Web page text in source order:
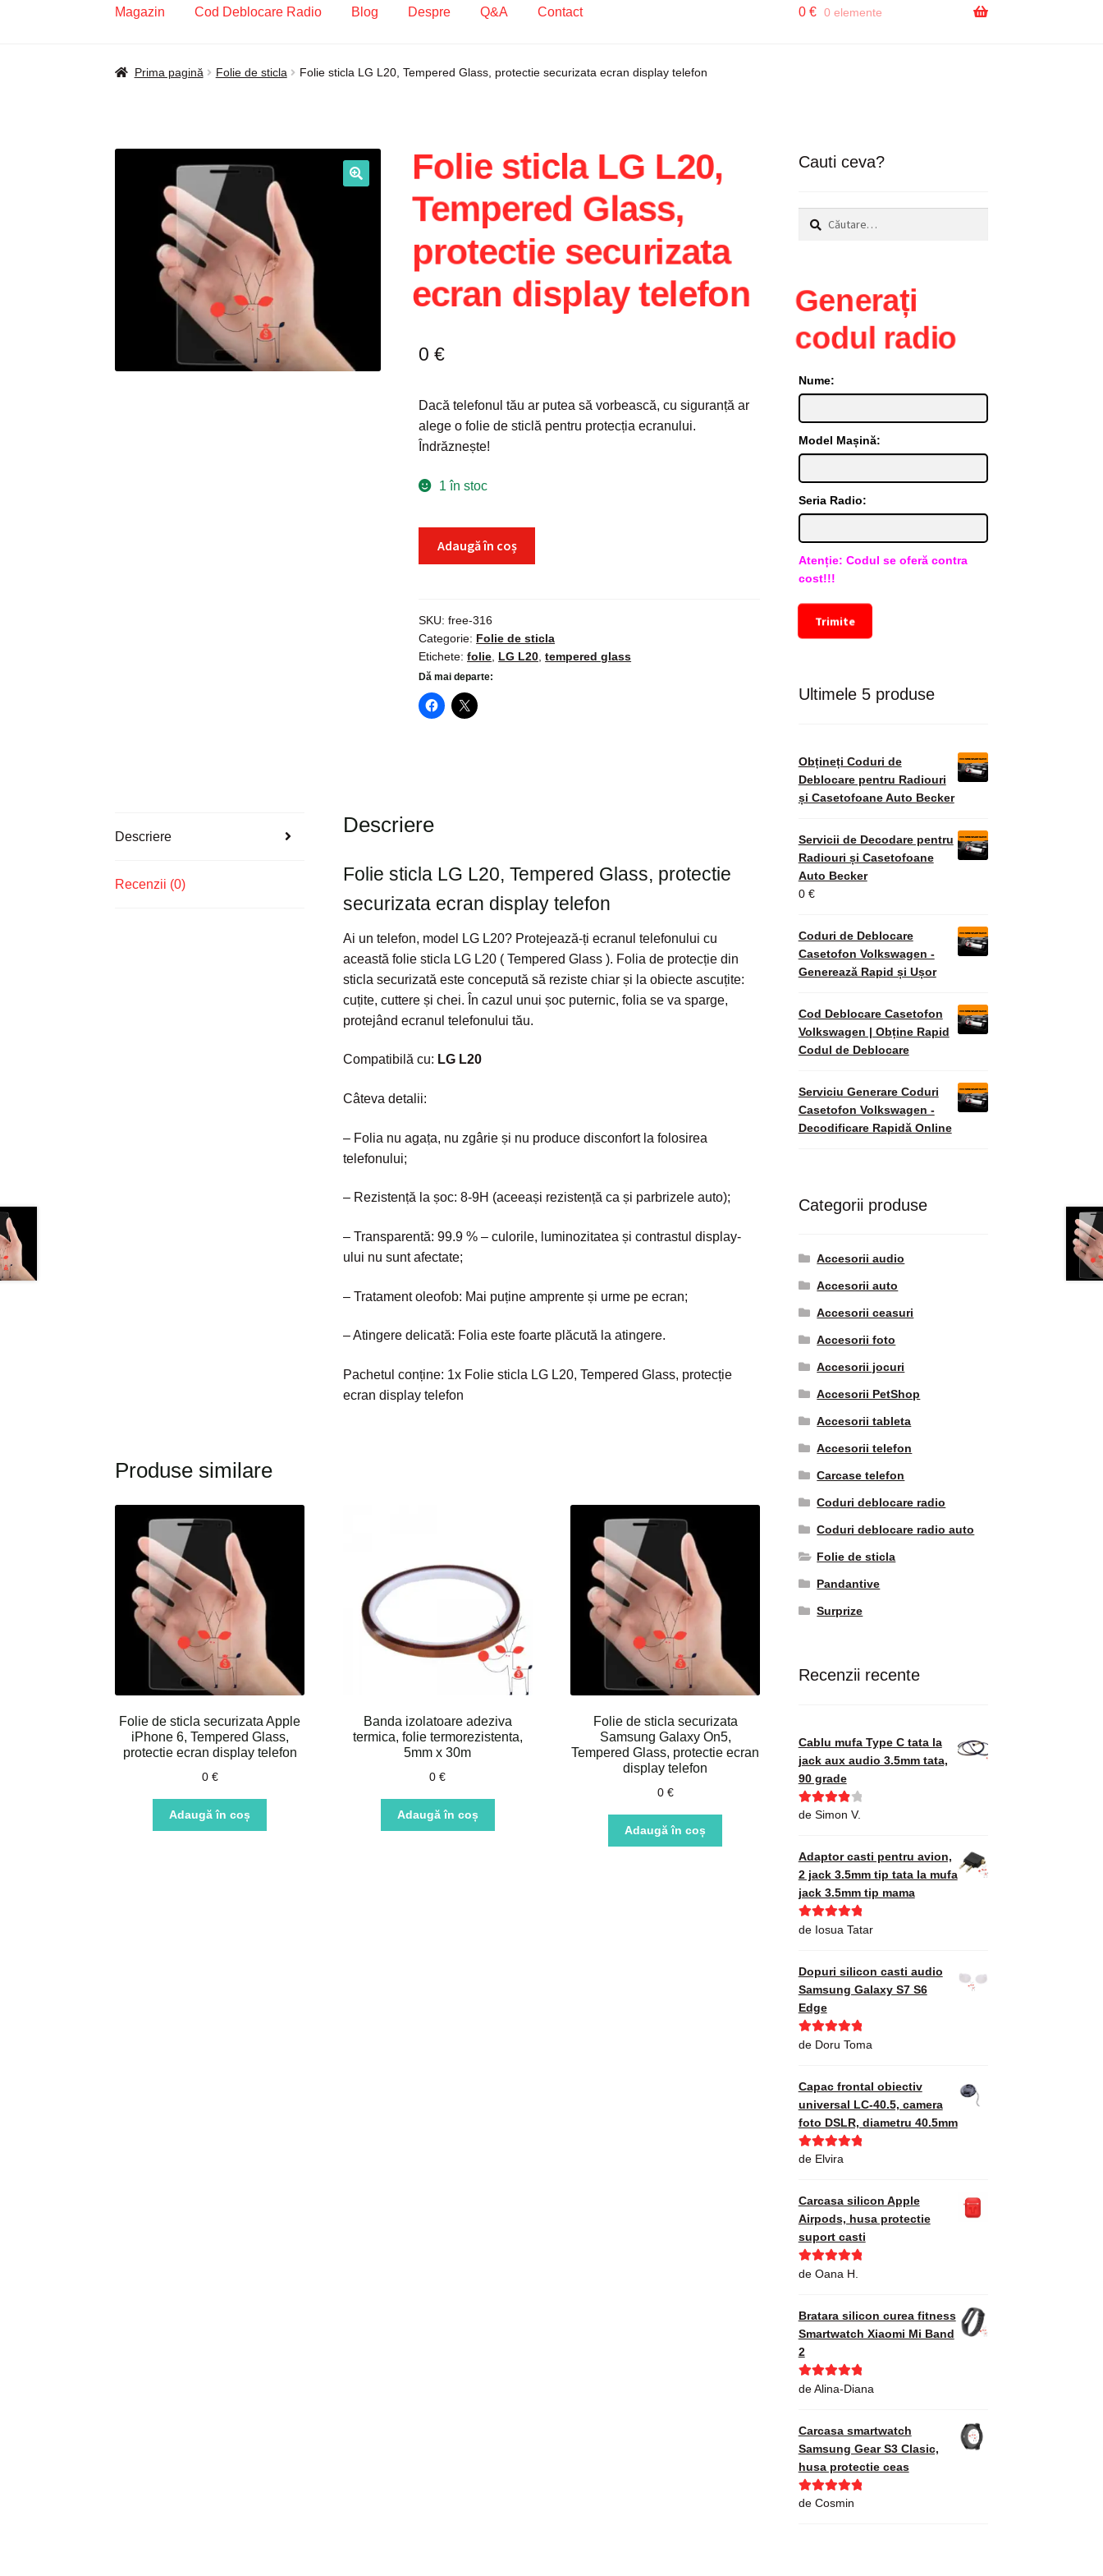
Magazin Cod Deblocare Radio Blog Despre Q&A Contact
Prima pagină Blog Cod Deblocare Radio, Decodare Casetofon Auto Contact Contul meu Coș Despre
0 € 0 elemente
Prima pagină Folie de sticla Folie sticla LG L20, Tempered Glass, protectie securizata ecran display telefon
Folie sticla LG L20,
Tempered Glass,
protectie securizata
ecran display telefon
0€
Dacă telefonul tău ar putea să vorbească, cu siguranță ar
alege o folie de sticlă pentru protecția ecranului.
Îndrăznește!
1 în stoc
L20,
Tempered
Glass,
protectie
securizata
ecran
Adaugă în coș
SKU:free-316
Categorie: Folie de sticla
Etichete:folie LG L20 ,tempered glass
Dă mai departe:
Descriere
Recenzii (0)
Descriere
Folie sticla LG L20, Tempered Glass, protectie
securizata ecran display telefon
Ai un telefon, model LG L20? Protejează-ți ecranul telefonului cu
această folie sticla LG L20 ( Tempered Glass ). Folia de protecție din
sticla securizată este concepută să reziste chiar și la obiecte ascuțite:
cuțite, cuttere și chei. În cazul unui șoc puternic, folia se va sparge,
protejând ecranul telefonului tău.
Compatibilă cu: LG L20
Câteva detalii:
– Folia nu agața, nu zgârie și nu produce disconfort la folosirea
telefonului;
– Rezistență la șoc: 8-9H (aceeași rezistență ca și parbrizele auto);
– Transparentă: 99.9 % – culorile, luminozitatea și contrastul display-
ului nu sunt afectate;
– Tratament oleofob: Mai puține amprente și urme pe ecran;
– Atingere delicată: Folia este foarte plăcută la atingere.
Pachetul conține: 1x Folie sticla LG L20, Tempered Glass, protecție
ecran display telefon
Produse similare
Folie de sticla securizata Apple
iPhone 6, Tempered Glass,
protectie ecran display telefon
0 €
Adaugă în coș
Banda izolatoare adeziva
termica, folie termorezistenta,
5mm x 30m
0€
Adaugă în coș
Folie de sticla securizata
Samsung Galaxy On5,
Tempered Glass, protectie ecran
display telefon
0 €
Adaugă în coș
Cauti ceva?
Caută
după:
Generați
codul radio
Nume:
Model Mașină:
Seria Radio:
Atenție: Codul se oferă contra
cost!!!
Trimite
Ultimele 5 produse
Obțineți Coduri de
Deblocare pentru Radiouri
și Casetofoane Auto Becker
Servicii de Decodare pentru
Radiouri și Casetofoane
Auto Becker
0 €
Coduri de Deblocare
Casetofon Volkswagen -
Generează Rapid și Ușor
Cod Deblocare Casetofon
Volkswagen | Obține Rapid
Codul de Deblocare
Serviciu Generare Coduri
Casetofon Volkswagen -
Decodificare Rapidă Online
Categorii produse
Accesorii audio
Accesorii auto
Accesorii ceasuri
Accesorii foto
Accesorii jocuri
Accesorii PetShop
Accesorii tableta
Accesorii telefon
Carcase telefon
Coduri deblocare radio
Coduri deblocare radio auto
Folie de sticla
Pandantive
Surprize
Recenzii recente
Cablu mufa Type C tata la
jack aux audio 3.5mm tata,
90 grade
Evaluat la
de Simon V.
Adaptor casti pentru avion,
2 jack 3.5mm tip tata la mufa
jack 3.5mm tip mama
Evaluat la5
de Iosua Tatar
Dopuri silicon casti audio
Samsung Galaxy S7 S6
Edge
Evaluat la5
de Doru Toma
Capac frontal obiectiv
universal LC-40.5, camera
foto DSLR, diametru 40.5mm
Evaluat la
de Elvira
Carcasa silicon Apple
Airpods, husa protectie
suport casti
Evaluat la5
de Oana H.
Bratara silicon curea fitness
Smartwatch Xiaomi Mi Band
2
Evaluat la5
de Alina-Diana
Carcasa smartwatch
Samsung Gear S3 Clasic,
husa protectie ceas
Evaluat la5
de Cosmin